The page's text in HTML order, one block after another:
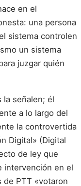
en el
una persona
sistema controlen
un sistema
juzgar quién
la señalen; él
a lo largo del
la controvertida
Digital» (Digital
de ley que
intervención en el
PTT «votaron